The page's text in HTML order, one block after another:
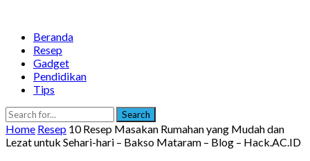
Beranda
Resep
Gadget
Pendidikan
Tips
Search
Home Resep 10 Resep Masakan Rumahan yang Mudah dan
Lezat untuk Sehari-hari – Bakso Mataram – Blog – Hack.AC.ID